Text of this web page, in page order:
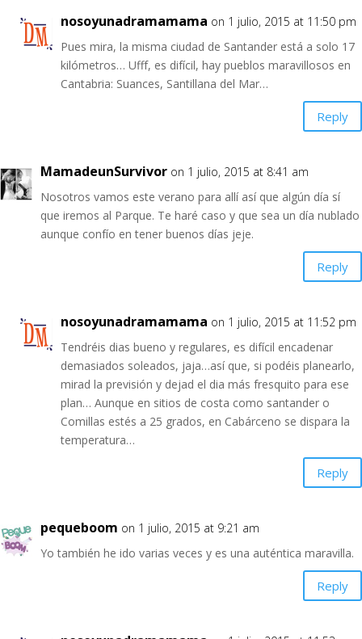
nosoyunadramamama on 1 julio, 2015 at 11:50 pm
Pues mira, la misma ciudad de Santander está a solo 17
kilómetros… Ufff, es difícil, hay pueblos maravillosos en
Cantabria: Suances, Santillana del Mar…
Reply
MamadeunSurvivor on 1 julio, 2015 at 8:41 am
Nosotros vamos este verano para allí así que algún día sí
que iremos al Parque. Te haré caso y que sea un día nublado
aunque confío en tener buenos días jeje.
Reply
nosoyunadramamama on 1 julio, 2015 at 11:52 pm
Tendréis dias bueno y regulares, es difícil encadenar
demasiados soleados, jaja…así que, si podéis planearlo,
mirad la previsión y dejad el dia más fresquito para ese
plan… Aunque en sitios de costa como santander o
Comillas estés a 25 grados, en Cabárceno se dispara la
temperatura…
Reply
pequeboom on 1 julio, 2015 at 9:21 am
Yo también he ido varias veces y es una auténtica maravilla.
Reply